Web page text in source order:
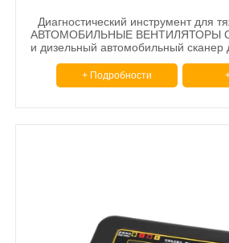
Диагностический инструмент для
АВТОМОБИЛЬНЫЕ ВЕНТИЛЯТОРЫ
и дизельный автомобильный сканер
+ Подробности